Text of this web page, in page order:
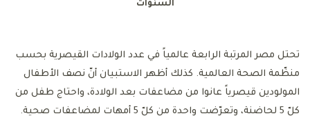
السنوات
تحتل مصر المرتبة الرابعة عالمياً في عدد الولادات القيصرية بحسب
منظّمة الصحة العالمية. كذلك أظهر الاستبيان أنّ نصف الأطفال
المولودين قيصرياً عانوا من مضاعفات بعد الولادة، واحتاج طفل من
كلّ 5 لحاضنة، وتعرّضت واحدة من كلّ 5 أمهات لمضاعفات صحية.